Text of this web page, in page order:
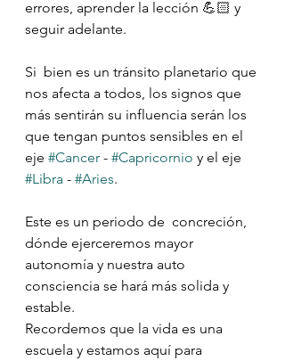
errores, aprender la lección 💪🏻 y
seguir adelante.
Si  bien es un tránsito planetario que
nos afecta a todos, los signos que
más sentirán su influencia serán los
que tengan puntos sensibles en el
eje #Cancer - #Capricornio y el eje
#Libra - #Aries.
Este es un periodo de  concreción,
dónde ejerceremos mayor
autonomía y nuestra auto
consciencia se hará más solida y
estable.
Recordemos que la vida es una
escuela y estamos aquí para